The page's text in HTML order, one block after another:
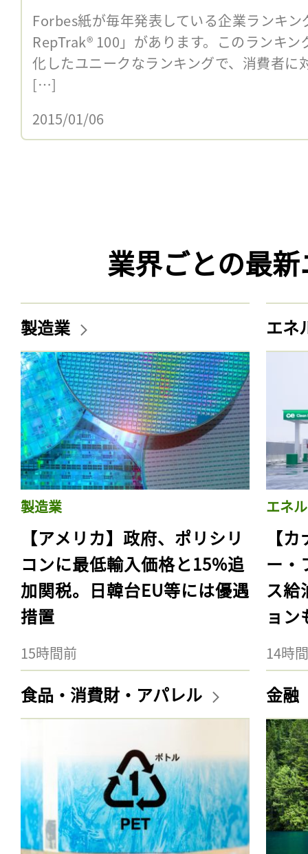
Forbes紙が毎年発表している企業ランキ
RepTrak® 100」があります。このランキ
化したユニークなランキングで、消費者に
[…]
2015/01/06
業界ごとの最
製造業
製造業
【アメリカ】政府、ポリシリ
コンに最低輸入価格と15%追
加関税。日韓台EU等には優遇
措置
15時間前
エネ
エネ
【
ー・
ス給
ョン
14時
食品・消費財・アパレル 金融